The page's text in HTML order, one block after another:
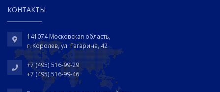
КОНТАКТЫ
141074 Московская область,
г. Королев, ул. Гагарина, 42
+7 (495) 516-99-29
+7 (495) 516-99-46